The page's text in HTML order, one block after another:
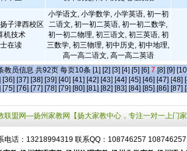
子津西校区
机技术
在读
小学语文, 小学数学, 小学英语, 初一初
二语文, 初一初二英语, 初一初二数学,
初一初二物理, 初三语文, 初三英语, 初
三数学, 初三物理, 初中历史, 初中地理,
高一高二语文, 高一高二英语
教员信息 共92页 每页10条 [1] [2] [3] [4] [5] [6] 7 [8] [9]
[36] [37] [38] [39] [40] [41] [42] [43] [44] [45] [46] [47] [48]
[75] [76] [77] [78] [79] [80] [81] [82] [83] [84] [85] [86] [87]
联盟网—扬州家教网【扬大家教中心，专注一对一上门
电话：13218994319 联系QQ：108746257 108746257